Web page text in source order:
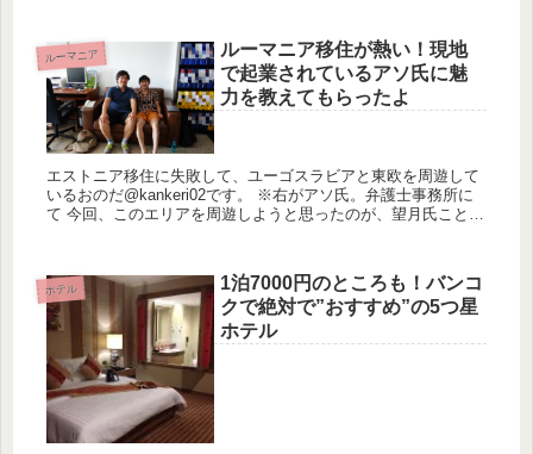
ルーマニア
ルーマニア移住が熱い！現地
で起業されているアソ氏に魅
力を教えてもらったよ
エストニア移住に失敗して、ユーゴスラビアと東欧を周遊して
いるおのだ@kankeri02です。 ※右がアソ氏。弁護士事務所に
て 今回、このエリアを周遊しようと思ったのが、望月氏ことア
ホテル
1泊7000円のところも！バンコ
クで絶対で”おすすめ”の5つ星
ホテル